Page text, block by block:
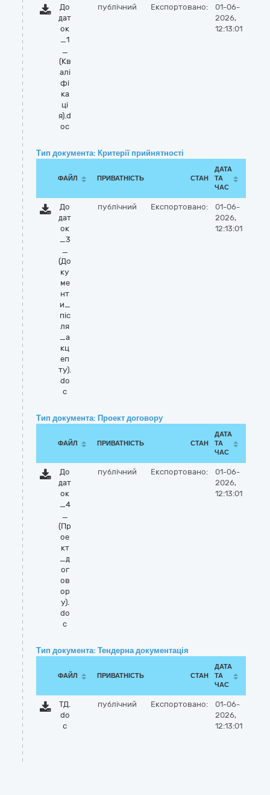
До
дат
ок
_1
_
(Кв
алi
фi
ка
цi
я).d
oc
публічний Експортовано:
01-06-
2026,
12:13:01
Тип документа: Критерії прийнятності
ФАЙЛ ПРИВАТНІСТЬ СТАН
ДАТА
ТА
ЧАС
До
дат
ок
_3
_
(До
ку
ме
нт
и_
пiс
ля
_а
кц
еп
ту).
do
c
публічний Експортовано:
01-06-
2026,
12:13:01
Тип документа: Проект договору
ФАЙЛ ПРИВАТНІСТЬ СТАН
ДАТА
ТА
ЧАС
До
дат
ок
_4
_
(Пр
ое
кт
_д
ог
ов
ор
у).
do
c
публічний Експортовано:
01-06-
2026,
12:13:01
Тип документа: Тендерна документація
ФАЙЛ ПРИВАТНІСТЬ СТАН
ДАТА
ТА
ЧАС
ТД.
do
c
публічний Експортовано:
01-06-
2026,
12:13:01